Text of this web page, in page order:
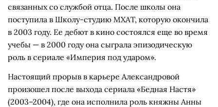
связанных со службой отца. После школы она
поступила в Школу-студию МХАТ, которую окончила
в 2003 году. Ее дебют в кино состоялся еще во время
учебы — в 2000 году она сыграла эпизодическую
роль в сериале «Империя под ударом».
Настоящий прорыв в карьере Александровой
произошел после выхода сериала «Бедная Настя»
(2003–2004), где она исполнила роль княжны Анны